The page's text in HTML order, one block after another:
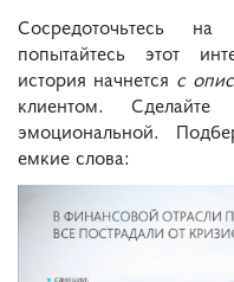
Сосредоточьтесь
попытайтесь этот
история начнется с
клиентом.
эмоциональной.
емкие слова: